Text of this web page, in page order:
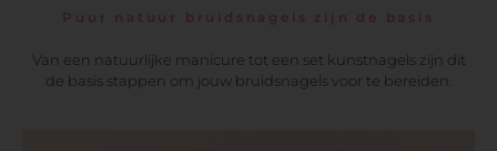
Puur natuur bruidsnagels zijn de basis
Van een natuurlijke manicure tot een set kunstnagels zijn dit
de basis stappen om jouw bruidsnagels voor te bereiden.